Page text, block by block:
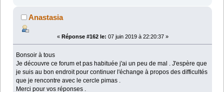
Anastasia
« Réponse #162 le: 07 juin 2019 à 22:20:37 »
Bonsoir à tous
Je découvre ce forum et pas habituée j'ai un peu de mal . J'espère que
je suis au bon endroit pour continuer l'échange à propos des difficultés
que je rencontre avec le cercle pimas .
Merci pour vos réponses .